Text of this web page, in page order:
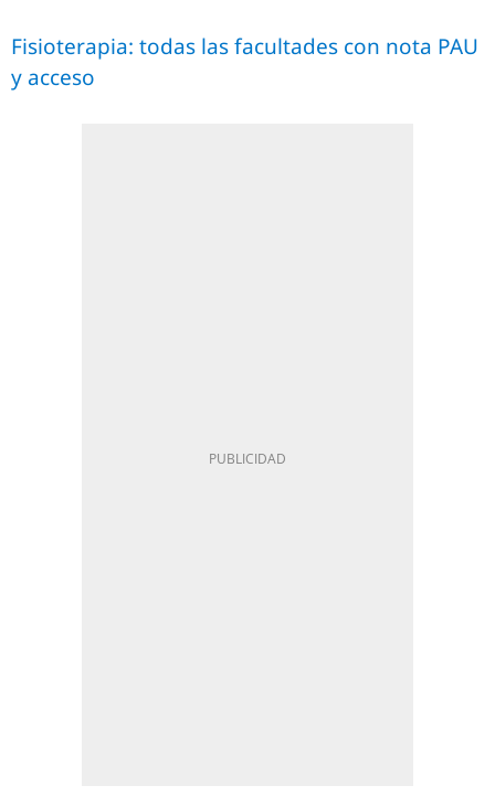
Fisioterapia: todas las facultades con nota PAU
y acceso